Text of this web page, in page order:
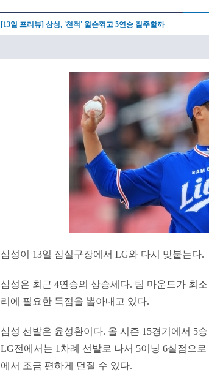
[13일 프리뷰] 삼성, '천적' 윌슨꺾고 5연승 질주할까
삼성이 13일 잠실구장에서 LG와 다시 맞붙는다.
삼성은 최근 4연승의 상승세다. 팀 마운드가 최
리에 필요한 득점을 뽑아내고 있다.
삼성 선발은 윤성환이다. 올 시즌 15경기에서 5
LG전에서는 1차례 선발로 나서 5이닝 6실점으
에서 조금 편하게 던질 수 있다.